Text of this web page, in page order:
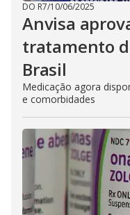
DO R7/10/06/2025
Anvisa
tratamento
Brasil
Medicação agora
e comorbidades